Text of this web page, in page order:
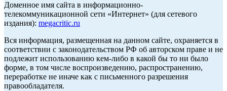
Доменное имя сайта в информационно-
телекоммуникационной сети «Интернет» (для сетевого
издания): megacritic.ru
Вся информация, размещенная на данном сайте, охраняется в
соответствии с законодательством РФ об авторском праве и не
подлежит использованию кем-либо в какой бы то ни было
форме, в том числе воспроизведению, распространению,
переработке не иначе как с письменного разрешения
правообладателя.